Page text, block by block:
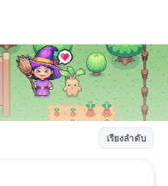
เรียงลำดับ